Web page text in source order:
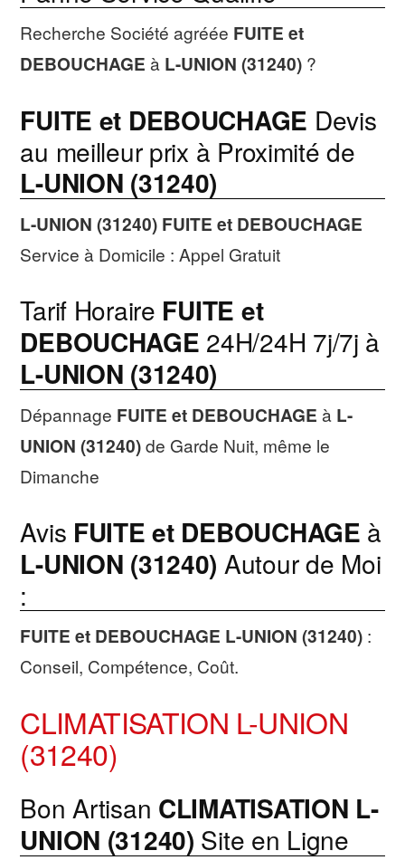
Recherche Société agréée FUITE et
DEBOUCHAGE à L-UNION (31240) ?
FUITE et DEBOUCHAGE Devis
au meilleur prix à Proximité de
L-UNION (31240)
L-UNION (31240) FUITE et DEBOUCHAGE
Service à Domicile : Appel Gratuit
Tarif Horaire FUITE et
DEBOUCHAGE 24H/24H 7j/7j à
L-UNION (31240)
Dépannage FUITE et DEBOUCHAGE à L-
UNION (31240)de Garde Nuit, même le
Dimanche
Avis FUITE et DEBOUCHAGE à
L-UNION (31240) Autour de Moi
:
FUITE et DEBOUCHAGE L-UNION (31240) :
Conseil, Compétence, Coût.
CLIMATISATION L-UNION
(31240)
Bon Artisan CLIMATISATION L-
UNION (31240) Site en Ligne